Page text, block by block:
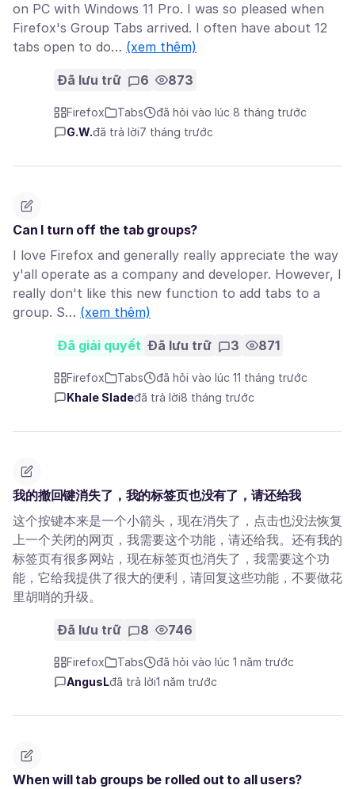
on PC with Windows 11 Pro. I was so pleased when
Firefox's Group Tabs arrived. I often have about 12
tabs open to do… (xem thêm)
Đã lưu trữ 6 873
Firefox Tabs
đã hỏi vào lúc 8 tháng trước
G.W.đã trả lời7 tháng trước
Can I turn off the tab groups?
I love Firefox and generally really appreciate the way
y'all operate as a company and developer. However, I
really don't like this new function to add tabs to a
group. S… (xem thêm)
Đã giải quyết Đã lưu trữ 3 871
Firefox Tabs
đã hỏi vào lúc 11 tháng trước
Khale Sladeđã trả lời8 tháng trước
我的撤回键消失了，我的标签页也没有了，请还给我
这个按键本来是一个小箭头，现在消失了，点击也没法恢复
上一个关闭的网页，我需要这个功能，请还给我。还有我的
标签页有很多网站，现在标签页也消失了，我需要这个功
能，它给我提供了很大的便利，请回复这些功能，不要做花
里胡哨的升级。
Đã lưu trữ 8 746
Firefox Tabs
đã hỏi vào lúc 1 năm trước
AngusLđã trả lời1 năm trước
When will tab groups be rolled out to all users?